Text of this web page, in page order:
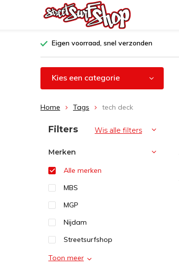
Eigen voorraad, snel verzonden
Kies een categorie
Home Tags tech deck
Sorteren op:
Filters Wis alle filters
Merken
Alle merken
MBS
MGP
Nijdam
Streetsurfshop
Toon meer